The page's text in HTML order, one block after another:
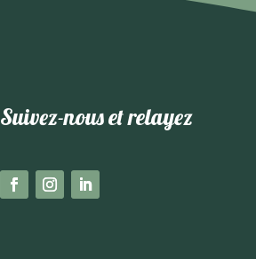
Suivez-nous et relayez